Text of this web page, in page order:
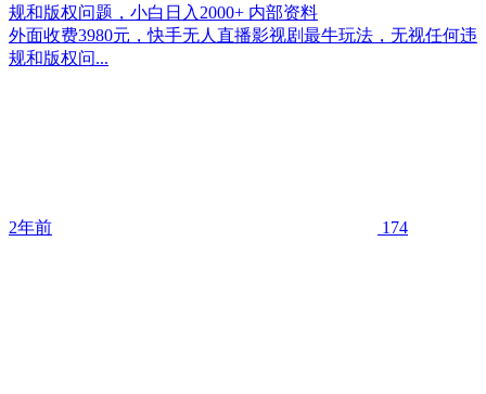
规和版权问题，小白日入2000+ 内部资料
外面收费3980元，快手无人直播影视剧最牛玩法，无视任何违
规和版权问...
2年前 174